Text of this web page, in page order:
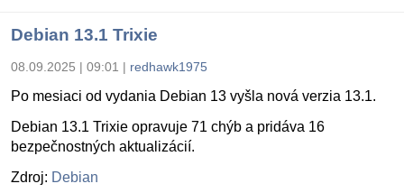
Debian 13.1 Trixie
08.09.2025 | 09:01 | redhawk1975
Po mesiaci od vydania Debian 13 vyšla nová verzia 13.1.
Debian 13.1 Trixie opravuje 71 chýb a pridáva 16
bezpečnostných aktualizácií.
Zdroj: Debian